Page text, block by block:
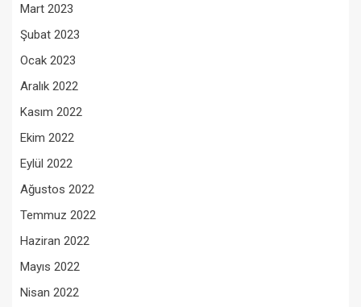
Mart 2023
Şubat 2023
Ocak 2023
Aralık 2022
Kasım 2022
Ekim 2022
Eylül 2022
Ağustos 2022
Temmuz 2022
Haziran 2022
Mayıs 2022
Nisan 2022